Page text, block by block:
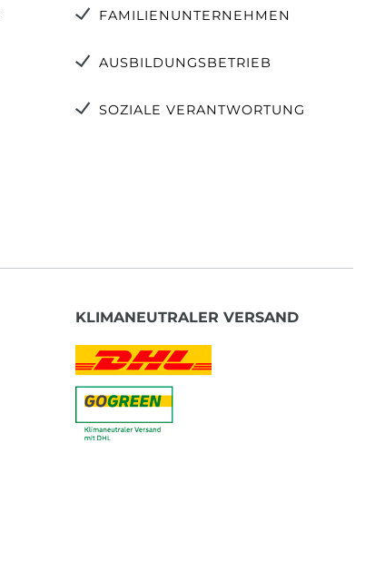
FAMILIENUNTERNEHMEN
AUSBILDUNGSBETRIEB
SOZIALE VERANTWORTUNG
KLIMANEUTRALER VERSAND